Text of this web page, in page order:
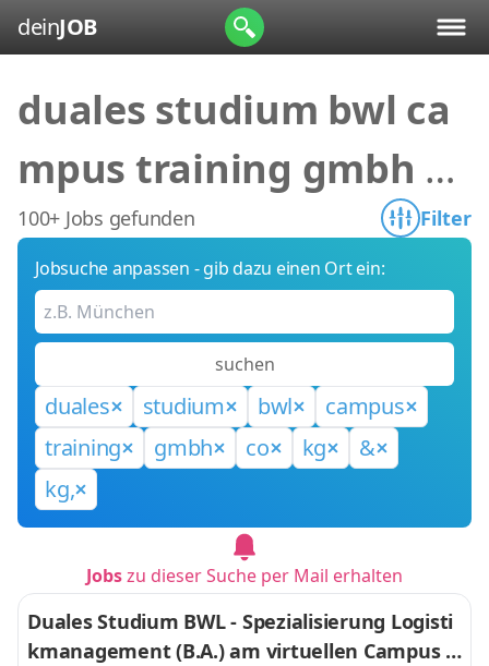
deinJOB
duales studium bwl ca
mpus training gmbh co
kg & kg,
100+ Jobs gefunden Filter
Jobsuche anpassen - gib dazu einen Ort ein:
suchen
duales studium bwl
campus
training
gmbh co kg
&
kg,
Jobszu dieser Suche per Mail erhalten
Duales Studium BWL - Spezialisierung Logisti
kmanagement (B.A.) am virtuellen Campus -